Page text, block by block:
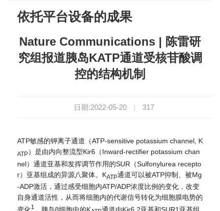
依托平台设备的成果
Nature Communications | 陈雷研
究组报道胰岛KATP通道受核苷酸调
控的结构机制
日期:2022-05-20 | 317
ATP敏感的钾离子通道（ATP-sensitive potassium channel, K
ATP）是由内向整流型Kir6（Inward-rectifier potassium chan
nel）通道亚基和发挥调节作用的SUR（Sulfonylurea recepto
r）亚基组成的异源八聚体。KATP通道可以被ATP抑制、被Mg
-ADP激活，通过感受细胞内ATP/ADP浓度比例的变化，改变
自身通道活性，从而将细胞内的代谢信号转化为细胞膜电势的
1